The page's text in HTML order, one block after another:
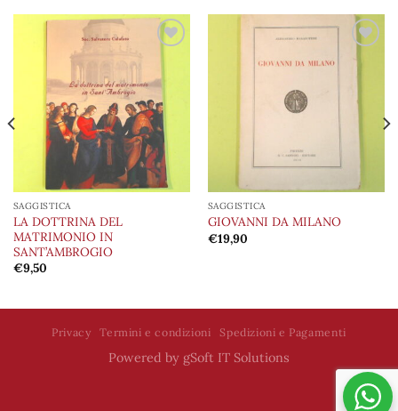
dei
SAGGISTICA
LA DOTTRINA DEL
MATRIMONIO IN
SANT’AMBROGIO
€9,50
Aggiungi
SAGGISTICA
GIOVANNI DA MILANO
€19,90
Privacy Termini e condizioni Spedizioni e Pagamenti
Powered by gSoft IT Solutions